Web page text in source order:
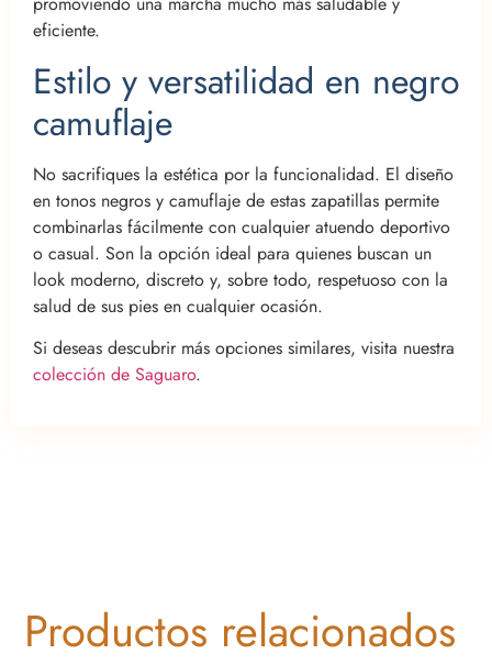
eficiente.
Estilo y versatilidad en negro
camuflaje
No sacrifiques la estética por la funcionalidad. El diseño
en tonos negros y camuflaje de estas zapatillas permite
combinarlas fácilmente con cualquier atuendo deportivo
o casual. Son la opción ideal para quienes buscan un
look moderno, discreto y, sobre todo, respetuoso con la
salud de sus pies en cualquier ocasión.
Si deseas descubrir más opciones similares, visita nuestra
colección de Saguaro.
Productos relacionados